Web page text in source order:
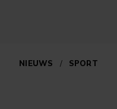
NIEUWS / SPORT